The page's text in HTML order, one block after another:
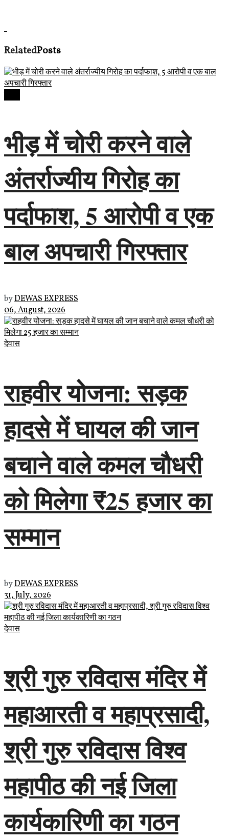
RelatedPosts
भीड़ में चोरी करने वाले
अंतर्राज्यीय गिरोह का
पर्दाफाश, 5 आरोपी व एक
बाल अपचारी गिरफ्तार
byDEWAS EXPRESS
06, August, 2026
देवास
राहवीर योजना: सड़क
हादसे में घायल की जान
बचाने वाले कमल चौधरी
को मिलेगा ₹25 हजार का
सम्मान
byDEWAS EXPRESS
31, July, 2026
देवास
श्री गुरु रविदास मंदिर में
महाआरती व महाप्रसादी,
श्री गुरु रविदास विश्व
महापीठ की नई जिला
कार्यकारिणी का गठन